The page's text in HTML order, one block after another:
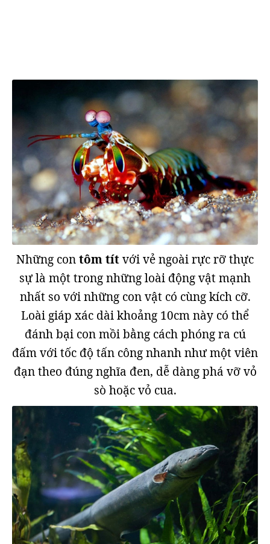
Những contôm títvới vẻ ngoài rực rỡ thực
sự là một trong những loài động vật mạnh
nhất so với những con vật có cùng kích cỡ.
Loài giáp xác dài khoảng 10cm này có thể
đánh bại con mồi bằng cách phóng ra cú
đấm với tốc độ tấn công nhanh như một viên
đạn theo đúng nghĩa đen, dễ dàng phá vỡ vỏ
sò hoặc vỏ cua.